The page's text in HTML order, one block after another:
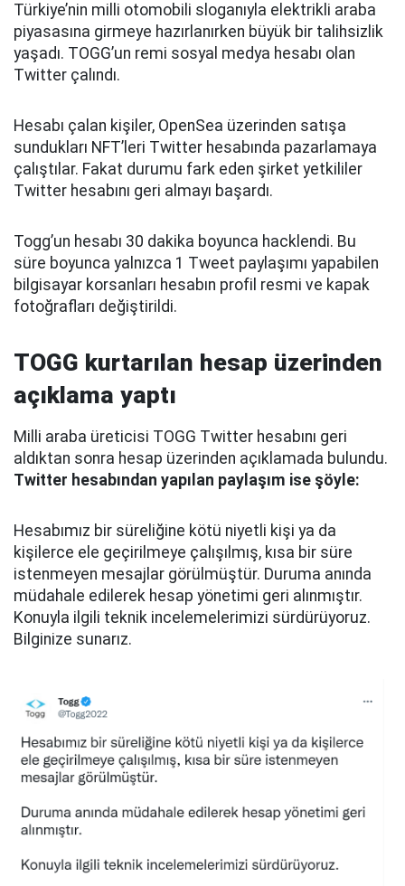
Türkiye’nin milli otomobili sloganıyla elektrikli araba
piyasasına girmeye hazırlanırken büyük bir talihsizlik
yaşadı. TOGG’un remi sosyal medya hesabı olan
Twitter çalındı.
Hesabı çalan kişiler, OpenSea üzerinden satışa
sundukları NFT’leri Twitter hesabında pazarlamaya
çalıştılar. Fakat durumu fark eden şirket yetkililer
Twitter hesabını geri almayı başardı.
Togg’un hesabı 30 dakika boyunca hacklendi. Bu
süre boyunca yalnızca 1 Tweet paylaşımı yapabilen
bilgisayar korsanları hesabın profil resmi ve kapak
fotoğrafları değiştirildi.
TOGG kurtarılan hesap üzerinden
açıklama yaptı
Milli araba üreticisi TOGG Twitter hesabını geri
aldıktan sonra hesap üzerinden açıklamada bulundu.
Twitter hesabından yapılan paylaşım ise şöyle:
Hesabımız bir süreliğine kötü niyetli kişi ya da
kişilerce ele geçirilmeye çalışılmış, kısa bir süre
istenmeyen mesajlar görülmüştür. Duruma anında
müdahale edilerek hesap yönetimi geri alınmıştır.
Konuyla ilgili teknik incelemelerimizi sürdürüyoruz.
Bilginize sunarız.